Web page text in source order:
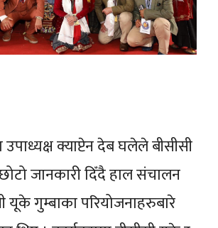
क्याप्टेन देब घलेले बीसीसी
जानकारी दिँदै हाल संचालन
यूके गुम्बाका परियोजनाहरुबारे